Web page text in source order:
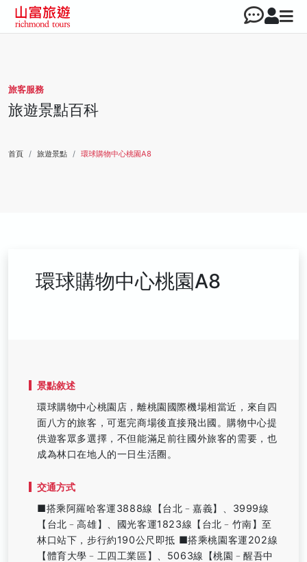
旅客服務
旅遊景點百科
首頁 旅遊景點 環球購物中心桃園A8
環球購物中心桃園A8
景點敘述
環球購物中心桃園店，離桃園國際機場相當近，來自四
面八方的旅客，可逛完商場後直接飛出國。購物中心提
供遊客眾多選擇，不但能滿足前往國外旅客的需要，也
成為林口在地人的一日生活圈。
交通方式
■搭乘阿羅哈客運3888線【台北﹣嘉義】、3999線
【台北﹣高雄】、國光客運1823線【台北﹣竹南】至
林口站下，步行約190公尺即抵 ■搭乘桃園客運202線
【體育大學﹣工四工業區】、5063線【桃園﹣醒吾中